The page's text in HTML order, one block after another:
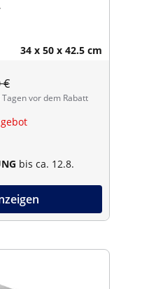
34 x 50 x 42.5 cm
€
vor dem Rabatt
bis ca. 12.8.